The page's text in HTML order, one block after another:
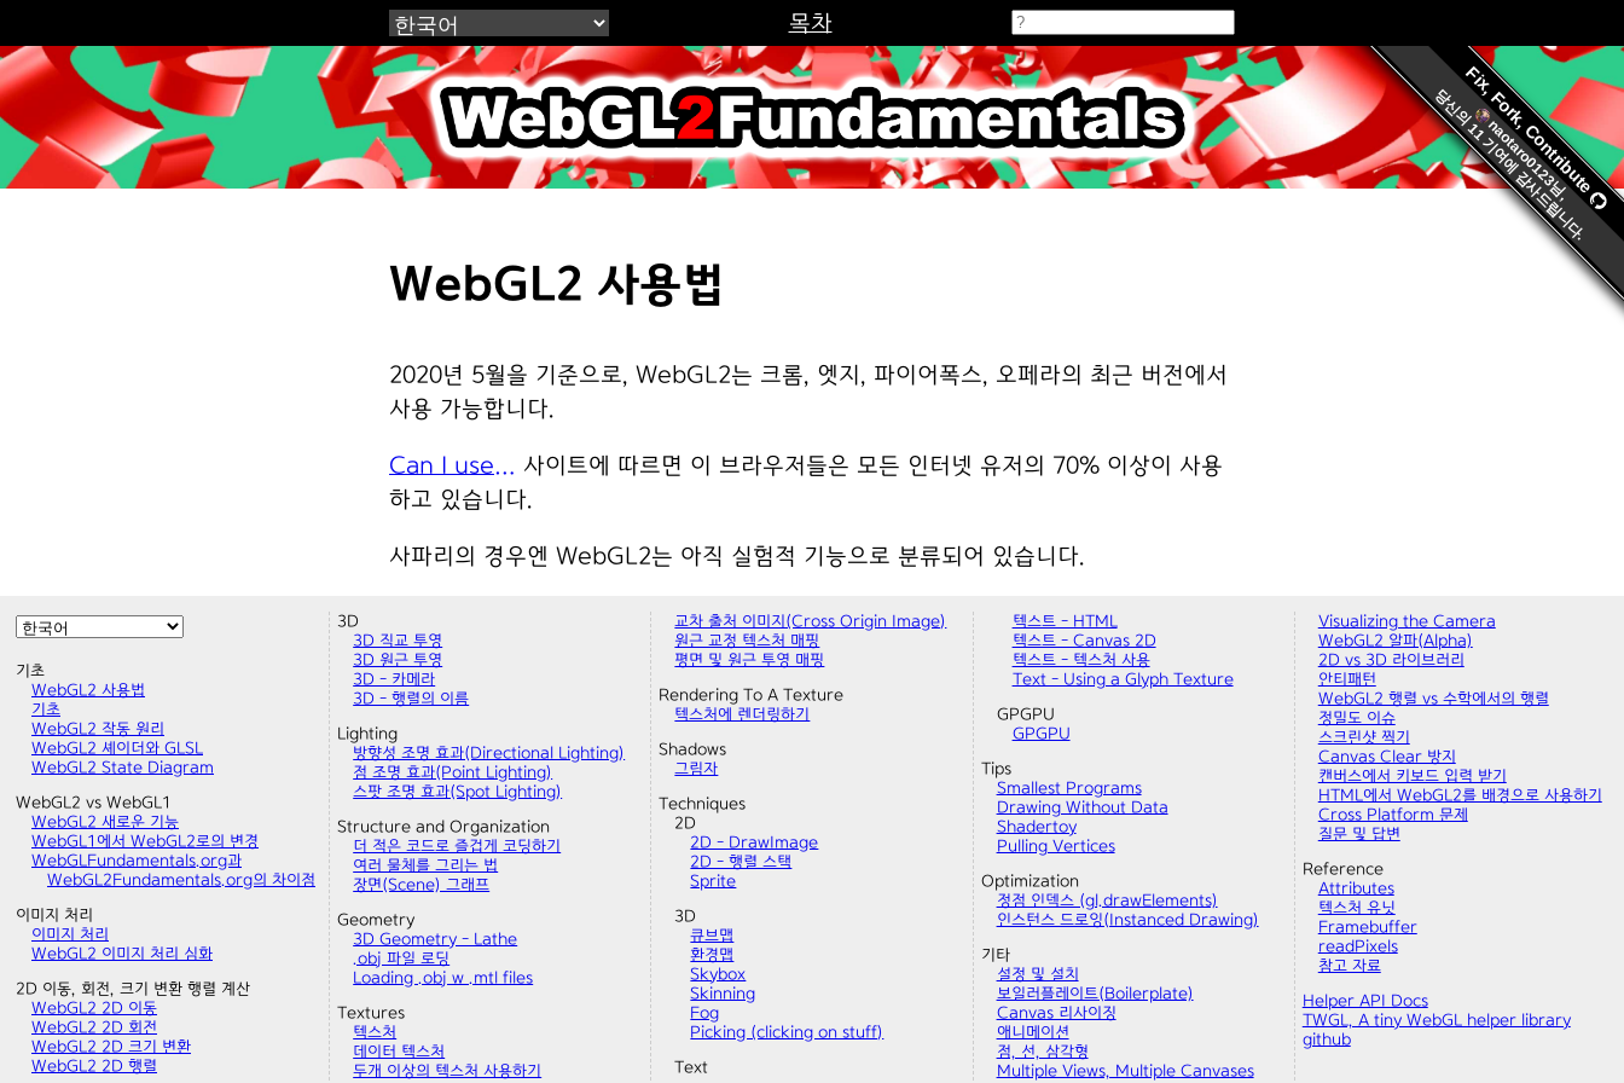
목차
WebGL2Fundamentals.org Fix, Fork, Contribute
naotaro0123
님,
당신의
11 기여
에 감사드립니다.
WebGL2 사용법
2020년 5월을 기준으로, WebGL2는 크롬, 엣지, 파이어폭스, 오페라의 최근 버전에서
사용 가능합니다.
Can I use… 사이트에 따르면 이 브라우저들은 모든 인터넷 유저의 70% 이상이 사용
하고 있습니다.
사파리의 경우엔 WebGL2는 아직 실험적 기능으로 분류되어 있습니다.
기초
WebGL2 사용법
기초
WebGL2 작동 원리
WebGL2 셰이더와 GLSL
WebGL2 State Diagram
WebGL2 vs WebGL1
WebGL2 새로운 기능
WebGL1에서 WebGL2로의 변경
WebGLFundamentals.org과
WebGL2Fundamentals.org의 차이점
이미지 처리
이미지 처리
WebGL2 이미지 처리 심화
2D 이동, 회전, 크기 변환 행렬 계산
WebGL2 2D 이동
WebGL2 2D 회전
WebGL2 2D 크기 변환
WebGL2 2D 행렬
3D
3D 직교 투영
3D 원근 투영
3D - 카메라
3D - 행렬의 이름
Lighting
방향성 조명 효과(Directional Lighting)
점 조명 효과(Point Lighting)
스팟 조명 효과(Spot Lighting)
Structure and Organization
더 적은 코드로 즐겁게 코딩하기
여러 물체를 그리는 법
장면(Scene) 그래프
Geometry
3D Geometry - Lathe
.obj 파일 로딩
Loading .obj w .mtl files
Textures
텍스처
데이터 텍스처
두개 이상의 텍스처 사용하기
교차 출처 이미지(Cross Origin Image)
원근 교정 텍스처 매핑
평면 및 원근 투영 매핑
Rendering To A Texture
텍스처에 렌더링하기
Shadows
그림자
Techniques
2D
2D - DrawImage
2D - 행렬 스택
Sprite
3D
큐브맵
환경맵
Skybox
Skinning
Fog
Picking (clicking on stuff)
Text
텍스트 - HTML
텍스트 - Canvas 2D
텍스트 - 텍스처 사용
Text - Using a Glyph Texture
GPGPU
GPGPU
Tips
Smallest Programs
Drawing Without Data
Shadertoy
Pulling Vertices
Optimization
정점 인덱스 (gl.drawElements)
인스턴스 드로잉(Instanced Drawing)
기타
설정 및 설치
보일러플레이트(Boilerplate)
Canvas 리사이징
애니메이션
점, 선, 삼각형
Multiple Views, Multiple Canvases
Visualizing the Camera
WebGL2 알파(Alpha)
2D vs 3D 라이브러리
안티패턴
WebGL2 행렬 vs 수학에서의 행렬
정밀도 이슈
스크린샷 찍기
Canvas Clear 방지
캔버스에서 키보드 입력 받기
HTML에서 WebGL2를 배경으로 사용하기
Cross Platform 문제
질문 및 답변
Reference
Attributes
텍스처 유닛
Framebuffer
readPixels
참고 자료
Helper API Docs
TWGL, A tiny WebGL helper library
github